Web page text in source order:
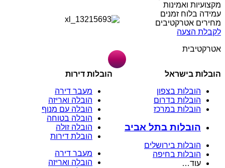
מקצועיות ואמינות
עמידה בלוח זמנים
מחירים אטרקטיבים
לקבלת הצעה
אטרקטיבית
הובלות בישראל
הובלות בצפון
הובלות בדרום
הובלות במרכז
הובלות בתל אביב
הובלות בירושלים
הובלות בחיפה
עוד…
הובלות דירות
מעבר דירה
הובלה ואריזה
הובלה עם מנוף
הובלה בטוחה
הובלה זולה
הובלת דירות
מעבר דירה
הובלה ואריזה